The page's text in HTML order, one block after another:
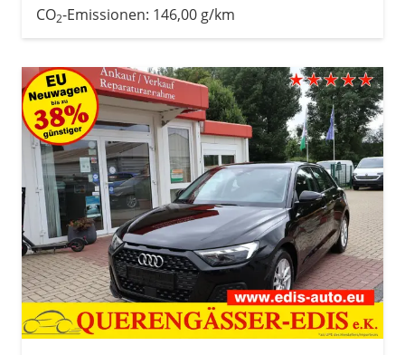
CO2-Emissionen: 146,00 g/km